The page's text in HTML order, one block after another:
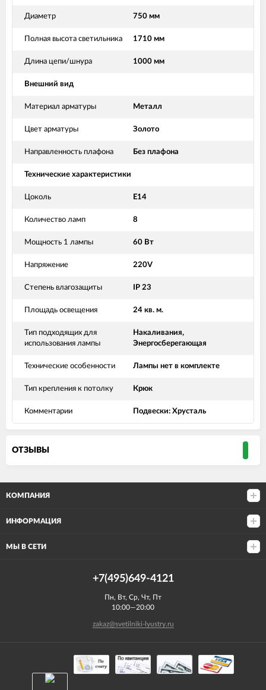
Диаметр 750 мм
Полная высота светильника 1710 мм
Длина цепи/шнура 1000 мм
Внешний вид
Материал арматуры Металл
Цвет арматуры Золото
Направленность плафона Без плафона
Технические характеристики
Цоколь Е14
Количество ламп 8
Мощность 1 лампы 60 Вт
Напряжение 220V
Степень влагозащиты IP 23
Площадь освещения 24 кв. м.
Тип подходящих для
использования лампы
Накаливания,
Энергосберегающая
Технические особенности Лампы нет в комплекте
Тип крепления к потолку Крюк
Комментарии Подвески: Хрусталь
ОТЗЫВЫ
КОМПАНИЯ
ИНФОРМАЦИЯ
МЫ В СЕТИ
+7(495)649-4121
Пн, Вт, Ср, Чт, Пт
10:00—20:00
zakaz@svetilniki-lyustry.ru